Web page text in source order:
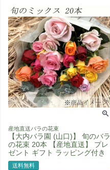
産地直送バラの花束
【大内バラ園 (山口)】 旬のバラ
の花束 20本 【産地直送】 プレ
ゼント ギフト ラッピング付き
送料無料